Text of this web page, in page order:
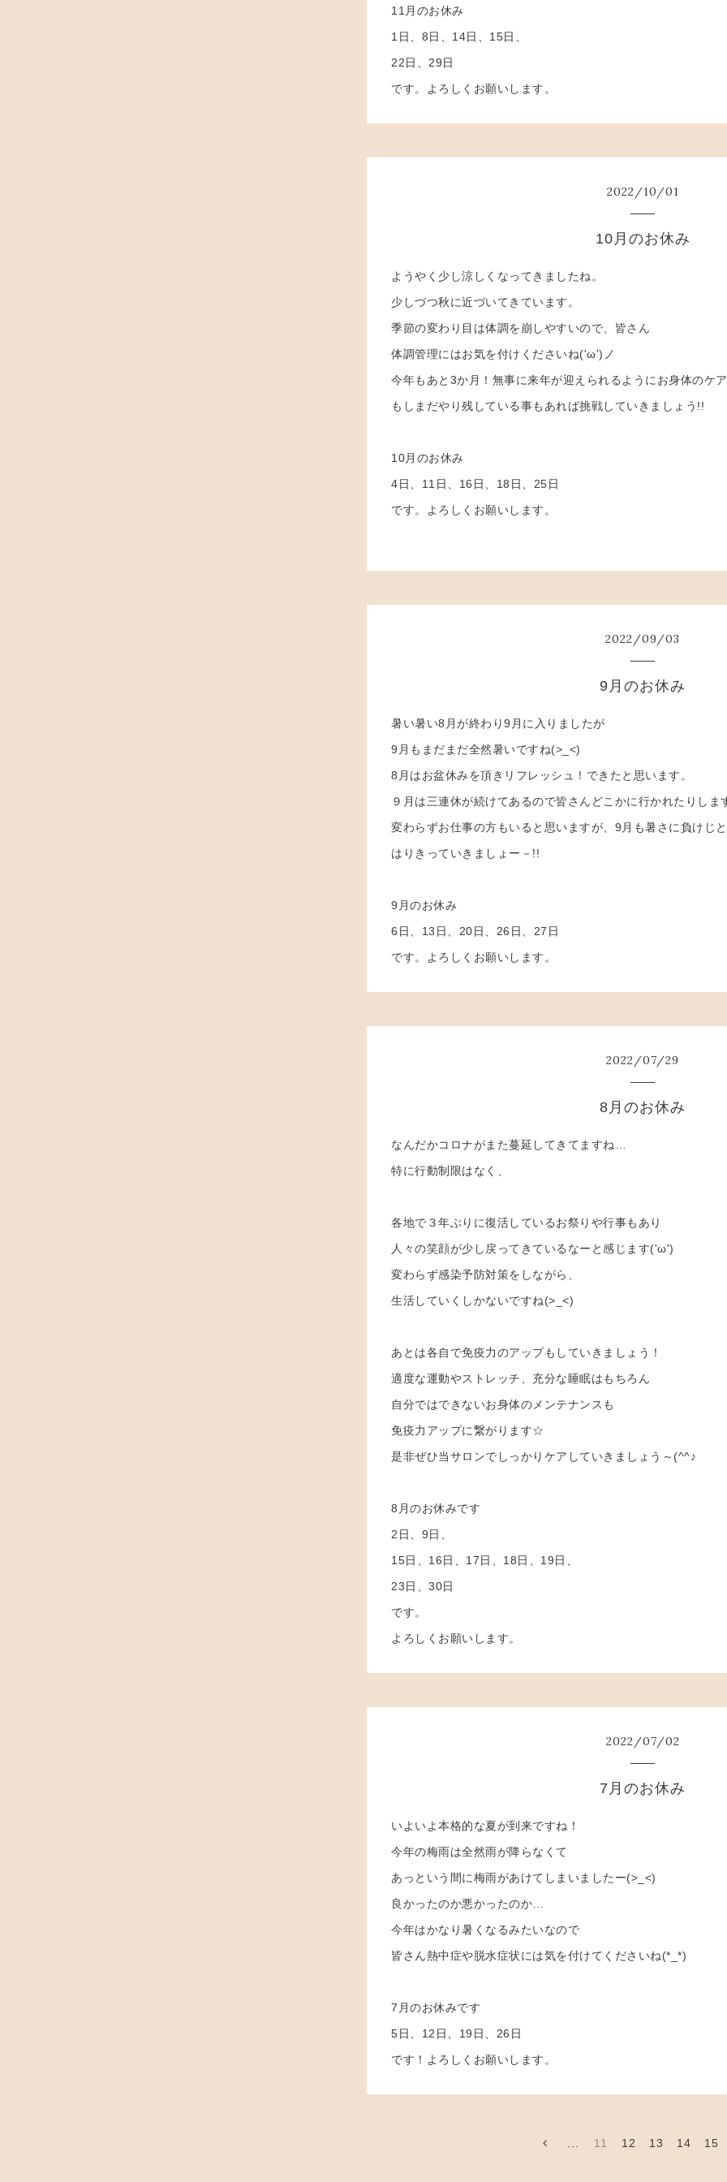
11月のお休み
1日、8日、14日、15日、
22日、29日
です。よろしくお願いします。
2022/10/01
10月のお休み
ようやく少し涼しくなってきましたね。
少しづつ秋に近づいてきています。
季節の変わり目は体調を崩しやすいので、皆さん
体調管理にはお気を付けくださいね('ω')ノ
今年もあと3か月！無事に来年が迎えられるようにお身体のケ
もしまだやり残している事もあれば挑戦していきましょう!!
10月のお休み
4日、11日、16日、18日、25日
です。よろしくお願いします。
2022/09/03
9月のお休み
暑い暑い8月が終わり9月に入りましたが
9月もまだまだ全然暑いですね(>_<)
8月はお盆休みを頂きリフレッシュ！できたと思います。
９月は三連休が続けてあるので皆さんどこかに行かれたりしま
変わらずお仕事の方もいると思いますが、9月も暑さに負けじと
はりきっていきましょー－!!
9月のお休み
6日、13日、20日、26日、27日
です。よろしくお願いします。
2022/07/29
8月のお休み
なんだかコロナがまた蔓延してきてますね…
特に行動制限はなく、
各地で３年ぶりに復活しているお祭りや行事もあり
人々の笑顔が少し戻ってきているなーと感じます('ω')
変わらず感染予防対策をしながら、
生活していくしかないですね(>_<)
あとは各自で免疫力のアップもしていきましょう！
適度な運動やストレッチ、充分な睡眠はもちろん
自分ではできないお身体のメンテナンスも
免疫力アップに繋がります☆
是非ぜひ当サロンでしっかりケアしていきましょう～(^^♪
8月のお休みです
2日、9日、
15日、16日、17日、18日、19日、
23日、30日
です。
よろしくお願いします。
2022/07/02
7月のお休み
いよいよ本格的な夏が到来ですね！
今年の梅雨は全然雨が降らなくて
あっという間に梅雨があけてしまいましたー(>_<)
良かったのか悪かったのか…
今年はかなり暑くなるみたいなので
皆さん熱中症や脱水症状には気を付けてくださいね(*_*)
7月のお休みです
5日、12日、19日、26日
です！よろしくお願いします。
11 12 13 14 15